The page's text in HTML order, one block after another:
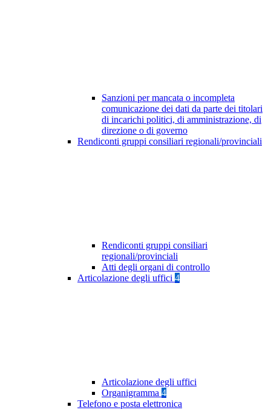
Sanzioni per mancata o incompleta
comunicazione dei dati da parte dei titolari
di incarichi politici, di amministrazione, di
direzione o di governo
Rendiconti gruppi consiliari regionali/provinciali
Rendiconti gruppi consiliari
regionali/provinciali
Atti degli organi di controllo
Articolazione degli uffici 4
Articolazione degli uffici
Organigramma 4
Telefono e posta elettronica